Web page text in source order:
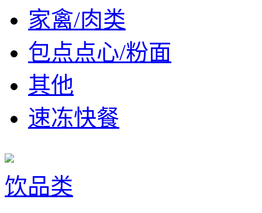
家禽/肉类
包点点心/粉面
其他
速冻快餐
饮品类